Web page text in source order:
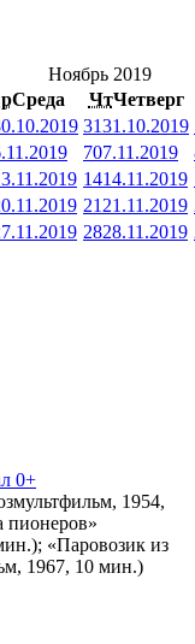
Ноябрь 2019
Среда ЧтЧетверг
3131.10.2019
707.11.2019
1414.11.2019
21 21.11.2019
2828.11.2019
0+
1954,
пионеров»
«Паровозик из
1967, 10 мин.)